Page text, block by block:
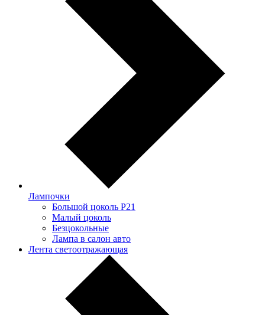
Лампочки
Большой цоколь P21
Малый цоколь
Безцокольные
Лампа в салон авто
Лента светоотражающая